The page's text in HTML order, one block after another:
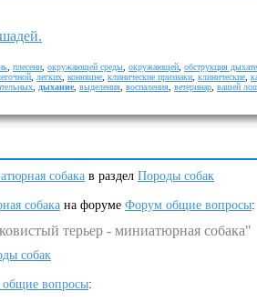
плесени окружающей среды окружающей обструкция
легких конюшне клинические признаки клинические
дыхание выделения воспаления ветеринар вашей
собака в раздел Породы собак
собака на форуме Форум общие вопросы:
терьер - миниатюрная собака"
собак
вопросы: